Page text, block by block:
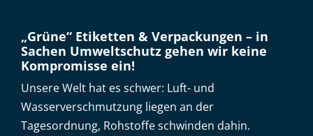
„Grüne“ Etiketten & Verpackungen – in
Sachen Umweltschutz gehen wir keine
Kompromisse ein!
Unsere Welt hat es schwer: Luft- und
Wasserverschmutzung liegen an der
Tagesordnung, Rohstoffe schwinden dahin.